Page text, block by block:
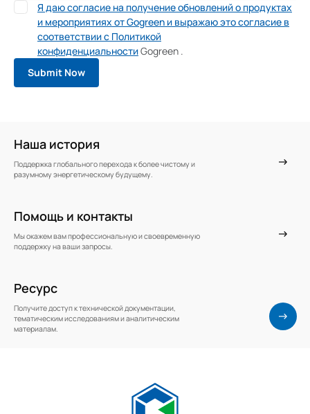
Я даю согласие на получение обновлений о продуктах
и ​​мероприятиях от Gogreen и выражаю это согласие в
соответствии с Политикой
конфиденциальностиGogreen .
Наша история
Поддержка глобального перехода к более чистому и
разумному энергетическому будущему.
Помощь и контакты
Мы окажем вам профессиональную и своевременную
поддержку на ваши запросы.
Ресурс
Получите доступ к технической документации,
тематическим исследованиям и аналитическим
материалам.